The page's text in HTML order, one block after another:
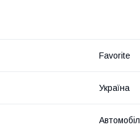
Favorite
Україна